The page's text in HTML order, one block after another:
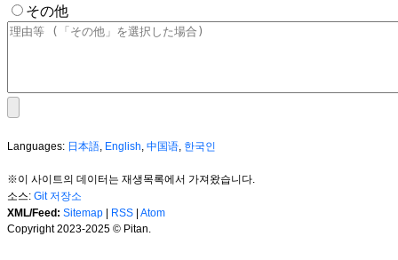
その他
Languages: 日本語, English, 中国语, 한국인
※이 사이트의 데이터는 재생목록에서 가져왔습니다.
소스: Git 저장소
XML/Feed: Sitemap RSS Atom
Copyright 2023-2025 © Pitan.